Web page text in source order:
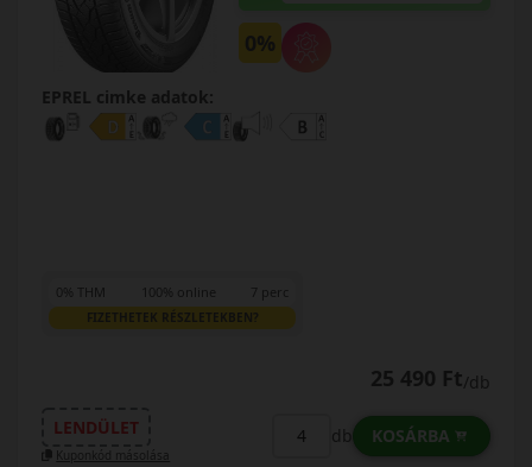
0%
EPREL cimke adatok:
0% THM 100% online 7 perc
FIZETHETEK RÉSZLETEKBEN?
25 490 Ft/db
LENDÜLET
Kuponkód másolása
db KOSÁRBA